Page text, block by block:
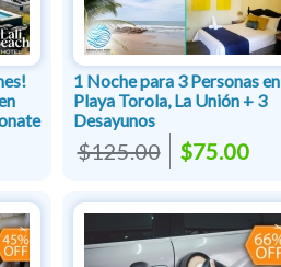
1 Noche para 3 Personas en
Playa Torola, La Unión + 3
Desayunos
$125.00 $75.00